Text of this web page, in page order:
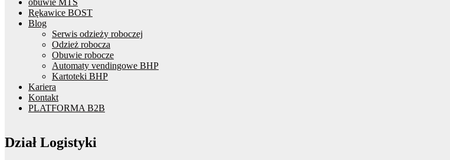
obuwie MTS
Rękawice BOST
Blog
Serwis odzieży roboczej
Odzież robocza
Obuwie robocze
Automaty vendingowe BHP
Kartoteki BHP
Kariera
Kontakt
PLATFORMA B2B
Dział Logistyki